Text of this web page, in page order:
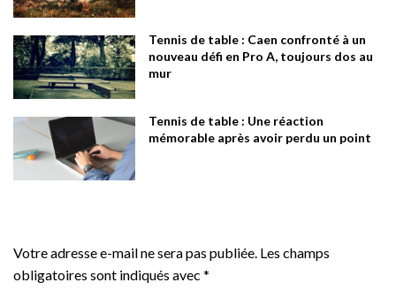
Tennis de table : Caen confronté à un
nouveau défi en Pro A, toujours dos au
mur
Tennis de table : Une réaction
mémorable après avoir perdu un point
Votre adresse e-mail ne sera pas publiée. Les champs
obligatoires sont indiqués avec *